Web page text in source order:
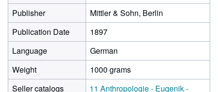
Publisher
Mittler & Sohn, Berlin
Publication Date
1897
Language
German
Weight
1000 grams
Seller catalogs
11 Anthropologie - Eugenik -